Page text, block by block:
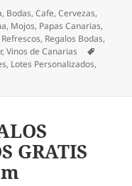
, Bodas,Cafe,Cervezas,
, Mojos, Papas Canarias,
Refrescos, Regalos Bodas,
,Vinos de Canarias
, Lotes Personalizados,
GRATIS